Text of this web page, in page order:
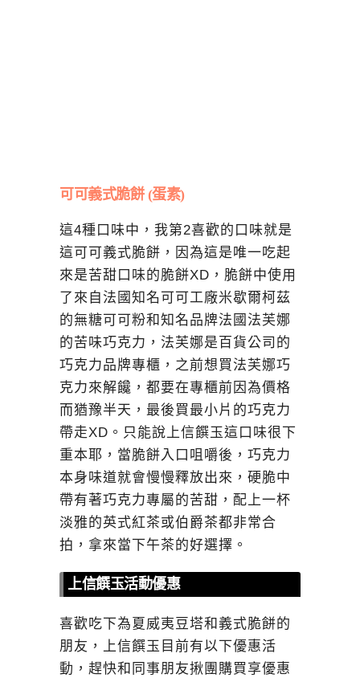
可可義式脆餅 (蛋素)
這4種口味中，我第2喜歡的口味就是
這可可義式脆餅，因為這是唯一吃起
來是苦甜口味的脆餅XD，脆餅中使用
了來自法國知名可可工廠米歇爾柯茲
的無糖可可粉和知名品牌法國法芙娜
的苦味巧克力，法芙娜是百貨公司的
巧克力品牌專櫃，之前想買法芙娜巧
克力來解饞，都要在專櫃前因為價格
而猶豫半天，最後買最小片的巧克力
帶走XD。只能說上信饌玉這口味很下
重本耶，當脆餅入口咀嚼後，巧克力
本身味道就會慢慢釋放出來，硬脆中
帶有著巧克力專屬的苦甜，配上一杯
淡雅的英式紅茶或伯爵茶都非常合
拍，拿來當下午茶的好選擇。
上信饌玉活動優惠
喜歡吃下為夏威夷豆塔和義式脆餅的
朋友，上信饌玉目前有以下優惠活
動，趕快和同事朋友揪團購買享優惠